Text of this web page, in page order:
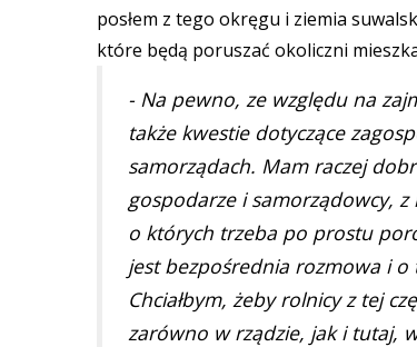
posłem z tego okręgu i ziemia
które będą poruszać okoliczni
- Na pewno, ze względu na
także kwestie dotyczące
samorządach. Mam raczej
gospodarze i samorządowcy,
o których trzeba po prostu
jest bezpośrednia rozmowa i o
Chciałbym, żeby rolnicy z tej
zarówno w rządzie, jak i tutaj,